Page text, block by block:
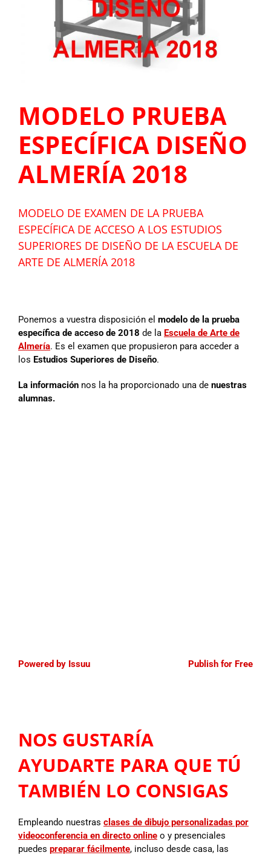
MODELO PRUEBA
ESPECÍFICA DISEÑO
ALMERÍA 2018
MODELO DE EXAMEN DE LA PRUEBA
ESPECÍFICA DE ACCESO A LOS ESTUDIOS
SUPERIORES DE DISEÑO DE LA ESCUELA DE
ARTE DE ALMERÍA 2018
Ponemos a vuestra disposición el modelo de la prueba
específica de acceso de 2018 de la Escuela de Arte de
Almería. Es el examen que propusieron para acceder a
los Estudios Superiores de Diseño.
La información nos la ha proporcionado una de nuestras
alumnas.
Powered by Issuu Publish for Free
NOS GUSTARÍA
AYUDARTE PARA QUE TÚ
TAMBIÉN LO CONSIGAS
Empleando nuestras clases de dibujo personalizadas por
videoconferencia en directo online o y presenciales
puedes preparar fácilmente, incluso desde casa, las